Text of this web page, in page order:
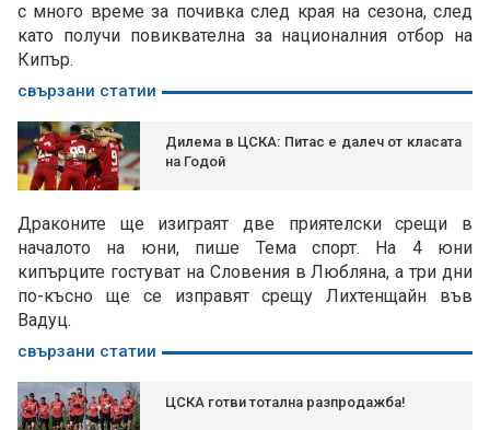
с много време за почивка след края на сезона, след
като получи повиквателна за националния отбор на
Кипър.
свързани статии
Дилема в ЦСКА: Питас е далеч от класата
на Годой
Драконите ще изиграят две приятелски срещи в
началото на юни, пише Тема спорт. На 4 юни
кипърците гостуват на Словения в Любляна, а три дни
по-късно ще се изправят срещу Лихтенщайн във
Вадуц.
свързани статии
ЦСКА готви тотална разпродажба!